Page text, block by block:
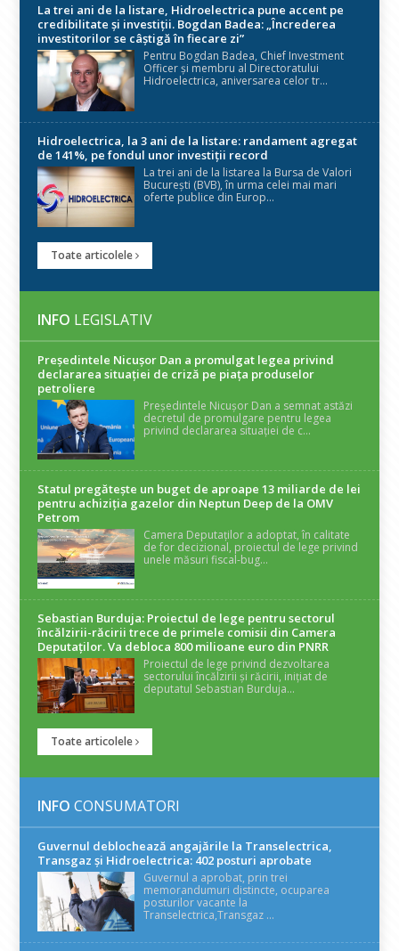
La trei ani de la listare, Hidroelectrica pune accent pe
credibilitate și investiții. Bogdan Badea: „Încrederea
investitorilor se câștigă în fiecare zi”
Pentru Bogdan Badea, Chief Investment
Officer și membru al Directoratului
Hidroelectrica, aniversarea celor tr...
Hidroelectrica, la 3 ani de la listare: randament agregat
de 141%, pe fondul unor investiții record
La trei ani de la listarea la Bursa de Valori
București (BVB), în urma celei mai mari
oferte publice din Europ...
Toate articolele
INFO LEGISLATIV
Președintele Nicuşor Dan a promulgat legea privind
declararea situaţiei de criză pe piaţa produselor
petroliere
Președintele Nicușor Dan a semnat astăzi
decretul de promulgare pentru legea
privind declararea situației de c...
Statul pregătește un buget de aproape 13 miliarde de lei
pentru achiziția gazelor din Neptun Deep de la OMV
Petrom
Camera Deputaților a adoptat, în calitate
de for decizional, proiectul de lege privind
unele măsuri fiscal-bug...
Sebastian Burduja: Proiectul de lege pentru sectorul
încălzirii-răcirii trece de primele comisii din Camera
Deputaților. Va debloca 800 milioane euro din PNRR
Proiectul de lege privind dezvoltarea
sectorului încălzirii și răcirii, inițiat de
deputatul Sebastian Burduja...
Toate articolele
INFO CONSUMATORI
Guvernul deblochează angajările la Transelectrica,
Transgaz și Hidroelectrica: 402 posturi aprobate
Guvernul a aprobat, prin trei
memorandumuri distincte, ocuparea
posturilor vacante la
Transelectrica,Transgaz ...